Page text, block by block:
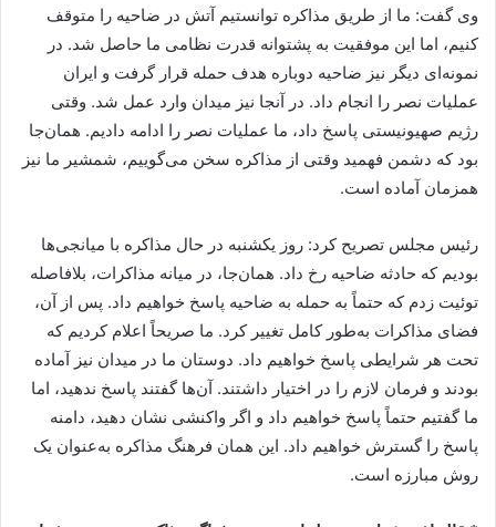
وی گفت: ما از طریق مذاکره توانستیم آتش در ضاحیه را متوقف
کنیم، اما این موفقیت به پشتوانه قدرت نظامی ما حاصل شد. در
نمونه‌ای دیگر نیز ضاحیه دوباره هدف حمله قرار گرفت و ایران
عملیات نصر را انجام داد. در آنجا نیز میدان وارد عمل شد. وقتی
رژیم صهیونیستی پاسخ داد، ما عملیات نصر را ادامه دادیم. همان‌جا
بود که دشمن فهمید وقتی از مذاکره سخن می‌گوییم، شمشیر ما نیز
همزمان آماده است.
رئیس مجلس تصریح کرد: روز یکشنبه در حال مذاکره با میانجی‌ها
بودیم که حادثه ضاحیه رخ داد. همان‌جا، در میانه مذاکرات، بلافاصله
توئیت زدم که حتماً به حمله به ضاحیه پاسخ خواهیم داد. پس از آن،
فضای مذاکرات به‌طور کامل تغییر کرد. ما صریحاً اعلام کردیم که
تحت هر شرایطی پاسخ خواهیم داد. دوستان ما در میدان نیز آماده
بودند و فرمان لازم را در اختیار داشتند. آن‌ها گفتند پاسخ ندهید، اما
ما گفتیم حتماً پاسخ خواهیم داد و اگر واکنشی نشان دهید، دامنه
پاسخ را گسترش خواهیم داد. این همان فرهنگ مذاکره به‌عنوان یک
روش مبارزه است.